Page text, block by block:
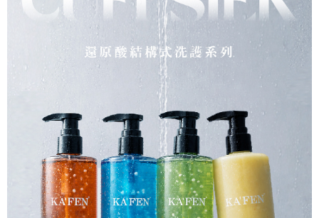
※ 請注意：結帳手續完成當下不需立刻繳費，但若您需要取消訂單，請聯絡
購買商品的店家。未經商家同意取消之訂單仍視為有效，需透過AFTEE先享
※ 交易是否成功請以「AFTEE先享後付 」之結帳頁面顯示為準，若有關於
是否繳費成功／繳費後需取消欲退款等相關疑問，請聯繫「AFTEE先享後付
https://netprotections.freshdesk.com/support/home
１．透過由恩沛科技股份有限公司提供之「AFTEE先享後付」服務完成之交
易，需依本服務之必要範圍內提供個人資料，並將交易相關給付款項請求債
權轉讓予恩沛科技股份有限公司。
２．關於個人資料處理事宜，請瀏覽以下網址：
https://aftee.tw/terms/#terms3
３．未成年的使用者請事先徵得法定代理人或監護人之同意方可使用
「AFTEE先享後付」，若未經同意申辦者引起之損失，本公司不負相關責
7-11取貨付款
每筆NT$80，滿NT$999(含以上)免運費
先付款後7-11取貨
每筆NT$80，滿NT$999(含以上)免運費
每筆NT$90，滿NT$999(含以上)免運費